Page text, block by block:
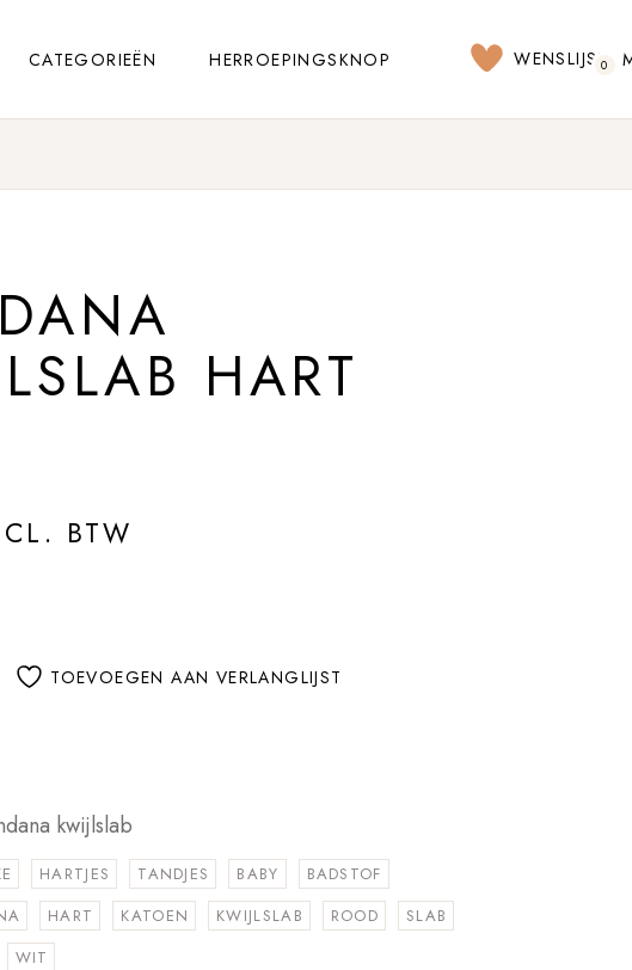
CATEGORIEËN HERROEPINGSKNOP WENSLIJST
0
HART
BTW
TOEVOEGEN AAN VERLANGLIJST
kwijlslab
HARTJES TANDJES BABY
BADSTOF
HART KATOEN KWIJLSLAB ROOD
SLAB
WIT